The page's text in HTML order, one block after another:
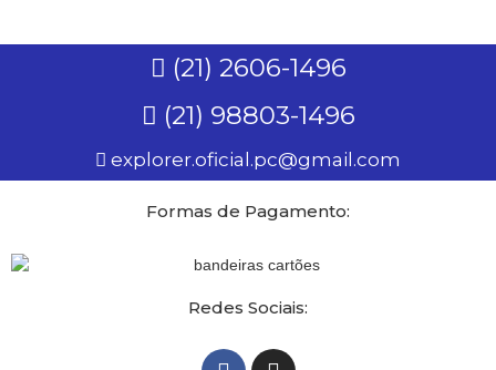
(21) 2606-1496
(21) 98803-1496
explorer.oficial.pc@gmail.com
Formas de Pagamento:
Redes Sociais: